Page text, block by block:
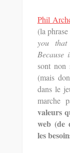
Phil
(la
you that
Because
sont non
(mais
dans le
marche
valeurs
web (de
les